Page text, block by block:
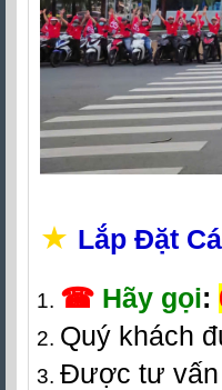
★ Lắp Đặt
☎ Hãy gọi:
Quý khách
Được tư vấn